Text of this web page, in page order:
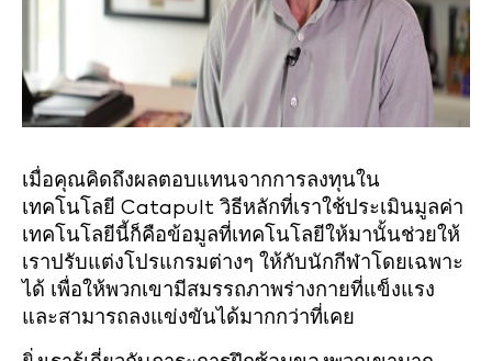
เมื่อคุณคิดถึงผลตอบแทนจากการลงทุนใน
เทคโนโลยี Catapult วิธีหลักที่เราใช้ประเมินมูลค่า
เทคโนโลยีนี้ก็คือข้อมูลที่เทคโนโลยีให้มานั้นช่วยให้
เราปรับแต่งโปรแกรมต่างๆ ให้กับนักกีฬาโดยเฉพาะ
ได้ เพื่อให้พวกเขามีสมรรถภาพร่างกายที่แข็งแรง
และสามารถลงแข่งขันได้มากกว่าที่เคย